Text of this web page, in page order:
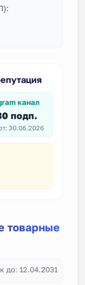
канал
подп.
30.06.2026
товарные
до: 12.04.2031